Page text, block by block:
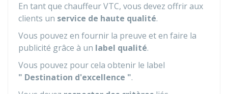
En tant que chauffeur VTC, vous devez offrir aux
clients un service de haute qualité.
Vous pouvez en fournir la preuve et en faire la
publicité grâce à un label qualité.
Vous pouvez pour cela obtenir le label
" Destination d'excellence ".